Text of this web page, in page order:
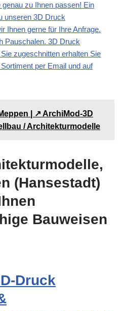
genau zu Ihnen passen! Ein
unseren 3D Druck
Ihnen gerne für Ihre Anfrage.
Pauschalen. 3D Druck
zugeschnitten erhalten Sie
per Email und auf
| ↗️ ArchiMod-3D
/ Architekturmodelle
(Hansestadt)
Bauweisen
Druck